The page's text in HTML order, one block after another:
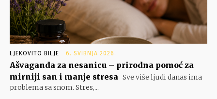
LJEKOVITO BILJE 6. SVIBNJA 2026.
Ašvaganda za nesanicu – prirodna pomoć za
mirniji san i manje stresa Sve više ljudi danas ima
problema sa snom. Stres,...